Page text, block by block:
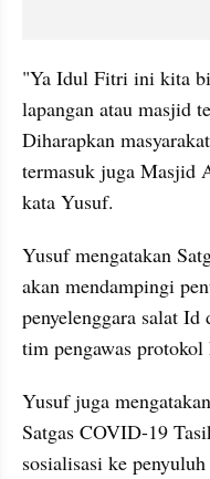
"Ya Idul Fitri ini kita
lapangan atau masjid
Diharapkan
termasuk juga Masjid
kata Yusuf.
Yusuf mengatakan
akan mendampingi
penyelenggara salat
tim pengawas protokol
Yusuf juga
Satgas COVID-19
sosialisasi ke